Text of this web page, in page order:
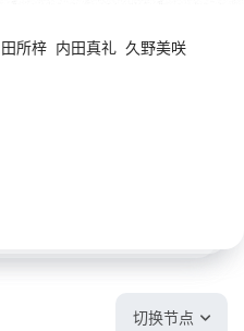
田所梓 内田真礼 久野美咲
切换节点